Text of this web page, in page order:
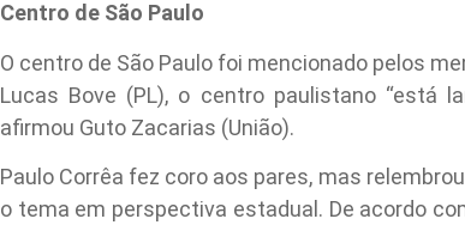
Centro de São Paulo
O centro de São Paulo foi mencionado pelos
Lucas Bove (PL), o centro paulistano “está
afirmou Guto Zacarias (União).
Paulo Corrêa fez coro aos pares, mas
o tema em perspectiva estadual. De acordo